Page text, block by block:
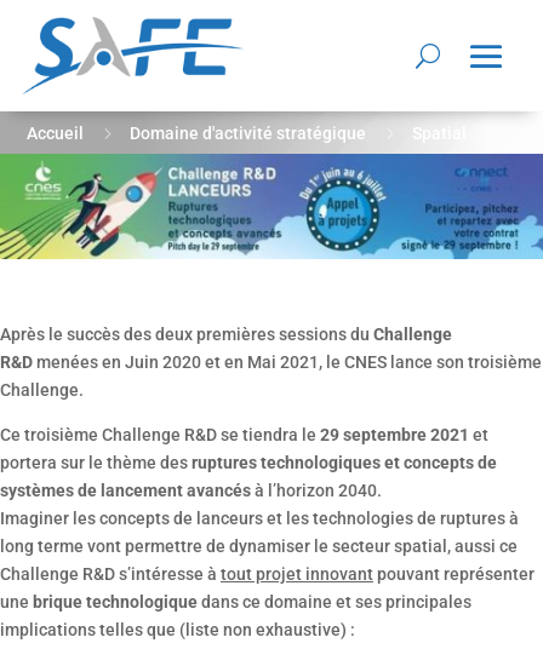
Accueil 5 Domaine d'activité stratégique Spatial
Challenge R&D CNES 2021 – Appel à projet – Ruptures
technologiques et concepts avancés
Après le succès des deux premières sessions du Challenge
R&Dmenées en Juin 2020 et en Mai 2021, le CNES lance son troisième
Challenge.
Ce troisième Challenge R&D se tiendra le 29 septembre 2021 et
portera sur le thème desruptures technologiques et concepts de
systèmes de lancement avancésà l’horizon 2040.
Imaginer les concepts de lanceurs et les technologies de ruptures à
long terme vont permettre de dynamiser le secteur spatial, aussi ce
Challenge R&D s’intéresse à tout projet innovant pouvant représenter
une brique technologiquedans ce domaine et ses principales
implications telles que (liste non exhaustive) :